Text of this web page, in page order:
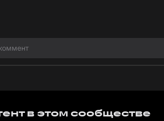
в этом сообществе